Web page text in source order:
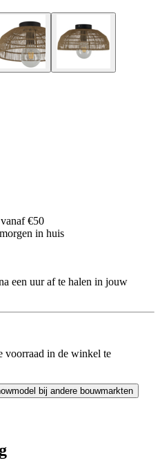
€50
in huis
een uur af te halen in jouw
voorraad in de winkel te
bij andere bouwmarkten